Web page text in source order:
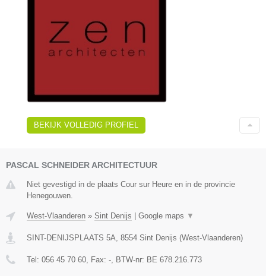
BEKIJK VOLLEDIG PROFIEL
PASCAL SCHNEIDER ARCHITECTUUR
Niet gevestigd in de plaats Cour sur Heure en in de provincie
Henegouwen.
West-Vlaanderen » Sint Denijs | Google maps ▼
SINT-DENIJSPLAATS 5A 8554 Sint Denijs (West-Vlaanderen)
Tel: 056 45 70 60 , Fax: - , BTW-nr: BE 678.216.773